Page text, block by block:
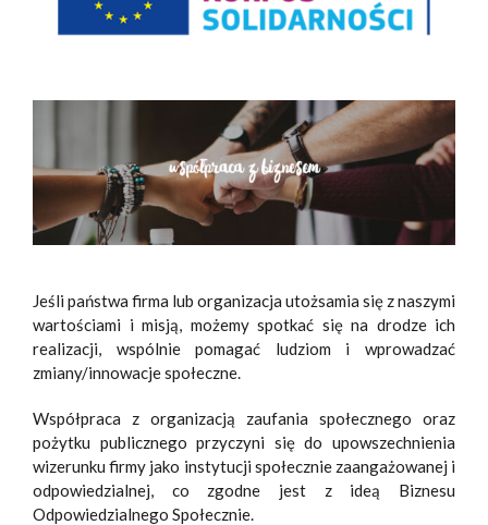
Jeśli państwa firma lub organizacja utożsamia się z naszymi
wartościami i misją, możemy spotkać się na drodze ich
realizacji, wspólnie pomagać ludziom i wprowadzać
zmiany/innowacje społeczne.
Współpraca z organizacją zaufania społecznego oraz
pożytku publicznego przyczyni się do upowszechnienia
wizerunku firmy jako instytucji społecznie zaangażowanej i
odpowiedzialnej, co zgodne jest z ideą Biznesu
Odpowiedzialnego Społecznie.